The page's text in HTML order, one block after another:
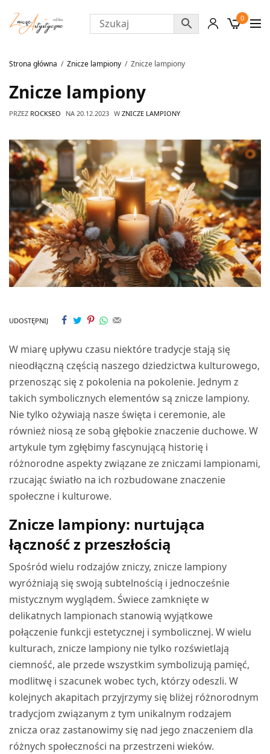
0
Strona główna Znicze lampiony Znicze lampiony
Znicze lampiony
PRZEZ ROCKSEO NA 20.12.2023 W ZNICZE LAMPIONY
UDOSTĘPNIJ
W miarę upływu czasu niektóre tradycje stają się
nieodłączną częścią naszego dziedzictwa kulturowego,
przenosząc się z pokolenia na pokolenie. Jednym z
takich symbolicznych elementów są znicze lampiony.
Nie tylko ożywiają nasze święta i ceremonie, ale
również niosą ze sobą głębokie znaczenie duchowe. W
artykule tym zgłębimy fascynującą historię i
różnorodne aspekty związane ze zniczami lampionami,
rzucając światło na ich rozbudowane znaczenie
społeczne i kulturowe.
Znicze lampiony: nurtująca
łączność z przeszłością
Spośród wielu rodzajów zniczy, znicze lampiony
wyróżniają się swoją subtelnością i jednocześnie
mistycznym wyglądem. Świece zamknięte w
delikatnych lampionach stanowią wyjątkowe
połączenie funkcji estetycznej i symbolicznej. W wielu
kulturach, znicze lampiony nie tylko rozświetlają
ciemność, ale przede wszystkim symbolizują pamięć,
modlitwę i szacunek wobec tych, którzy odeszli. W
kolejnych akapitach przyjrzymy się bliżej różnorodnym
tradycjom związanym z tym unikalnym rodzajem
znicza oraz zastanowimy się nad jego znaczeniem dla
różnych społeczności na przestrzeni wieków.